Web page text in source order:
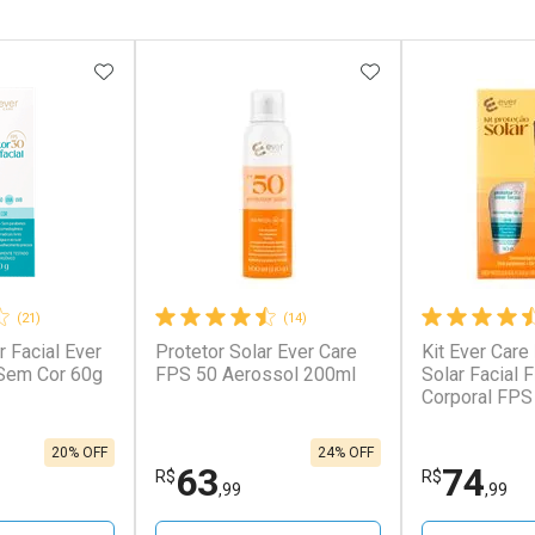
cada
cada
Ativar Desconto
Por R$ 384,00/cada
Por R$ 384,00/cada
Ativar
Por R$
Por R$
(21)
Facial Ever
Cor 60g
20% OFF
ADICIONAR AOS FAVORITOS
(14)
Protetor Solar Ever Care
FPS 50 Aerossol 200ml
R$63,99
24% OFF
ADICIONAR AOS
Kit Ever
Solar Facial
Corporal
R$74,99